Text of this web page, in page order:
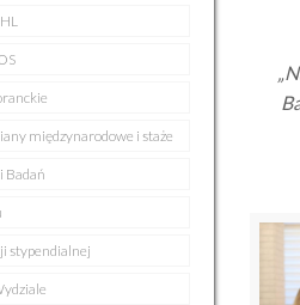
międzynarodowe i staże
Badań
stypendialnej